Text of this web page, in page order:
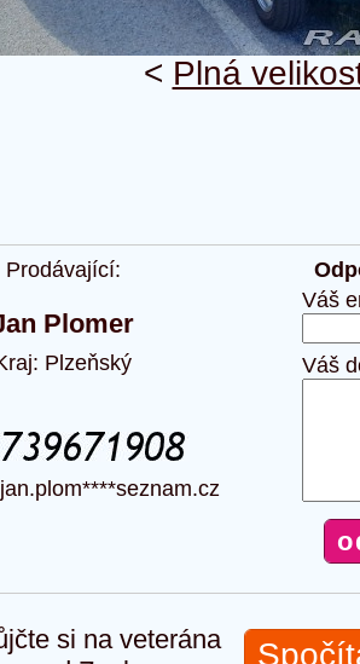
< Plná
Prodávající:
Plomer
Plzeňský
jan.plom****seznam.cz
Váš
Váš
si na veterána